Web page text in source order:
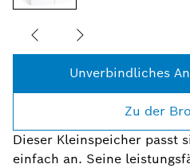
Unverbindliches
Zu der
Dieser Kleinspeicher passt
einfach an. Seine